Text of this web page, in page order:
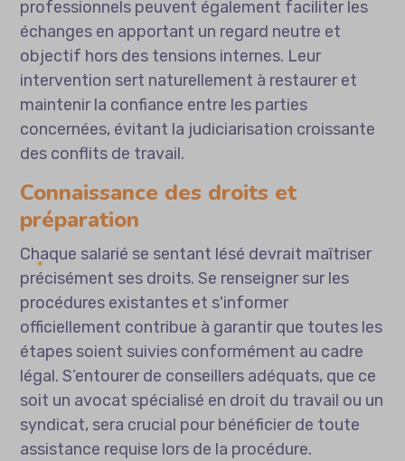
professionnels peuvent également faciliter les
échanges en apportant un regard neutre et
objectif hors des tensions internes. Leur
intervention sert naturellement à restaurer et
maintenir la confiance entre les parties
concernées, évitant la judiciarisation croissante
des conflits de travail.
Connaissance des droits et
préparation
Chaque salarié se sentant lésé devrait maîtriser
précisément ses droits. Se renseigner sur les
procédures existantes et s'informer
officiellement contribue à garantir que toutes les
étapes soient suivies conformément au cadre
légal. S’entourer de conseillers adéquats, que ce
soit un avocat spécialisé en droit du travail ou un
syndicat, sera crucial pour bénéficier de toute
assistance requise lors de la procédure.